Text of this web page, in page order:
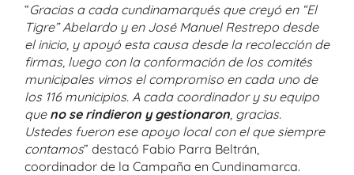
“Gracias a cada cundinamarqués que creyó en “El
Tigre” Abelardo y en José Manuel Restrepo desde
el inicio, y apoyó esta causa desde la recolección de
firmas, luego con la conformación de los comités
municipales vimos el compromiso en cada uno de
los 116 municipios. A cada coordinador y su equipo
que no se rindieron y gestionaron , gracias.
Ustedes fueron ese apoyo local con el que siempre
contamos” destacó Fabio Parra Beltrán,
coordinador de la Campaña en Cundinamarca.